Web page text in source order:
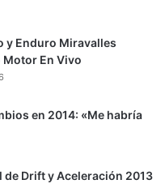
y Enduro Miravalles
En Vivo
en 2014: «Me habría
de Drift y Aceleración 2013